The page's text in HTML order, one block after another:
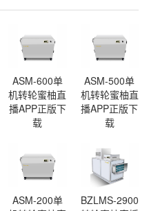
ASM-600单
机转轮蜜柚直
播APP正版下
载
ASM-500单
机转轮蜜柚直
播APP正版下
载
ASM-200单
BZLMS-2900